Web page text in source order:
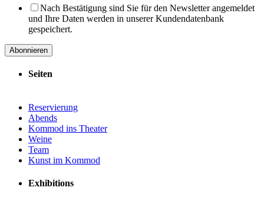
Nach Bestätigung sind Sie für den Newsletter angemeldet
und Ihre Daten werden in unserer Kundendatenbank
gespeichert.
Abonnieren
Seiten
Reservierung
Abends
Kommod ins Theater
Weine
Team
Kunst im Kommod
Exhibitions